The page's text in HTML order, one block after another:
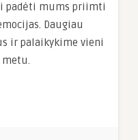
padėti mums priimti
Daugiau
ir palaikykime vieni